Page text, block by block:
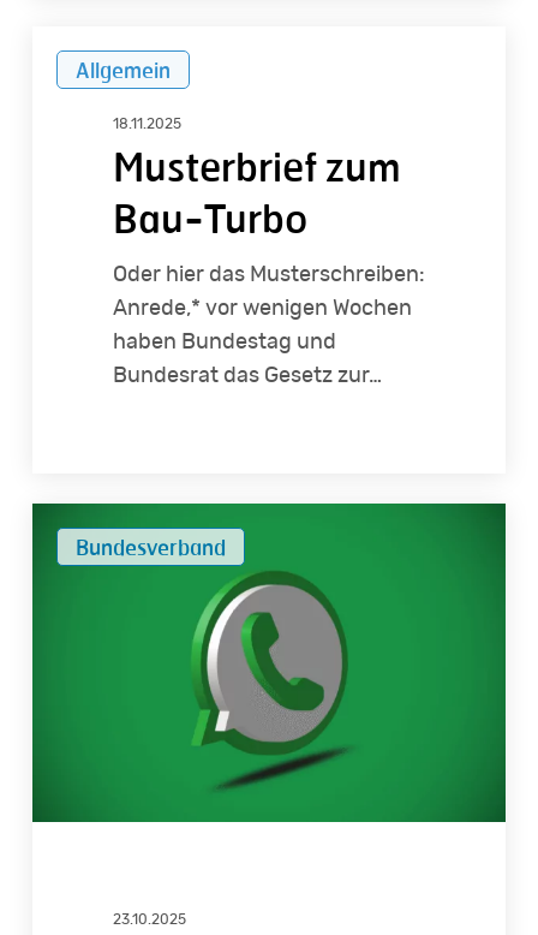
Allgemein
18.11.2025
Musterbrief zum
Bau-Turbo
Oder hier das Musterschreiben:
Anrede,* vor wenigen Wochen
haben Bundestag und
Bundesrat das Gesetz zur…
Kompakt:
Bundesverband
23.10.2025